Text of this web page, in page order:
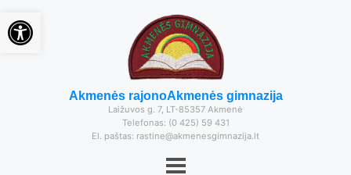
Akmenės rajonoAkmenės gimnazija
Laižuvos g. 7, LT-85357 Akmenė
Telefonas: (0 425) 59 431
El. paštas: rastine@akmenesgimnazija.lt
Open toolbar